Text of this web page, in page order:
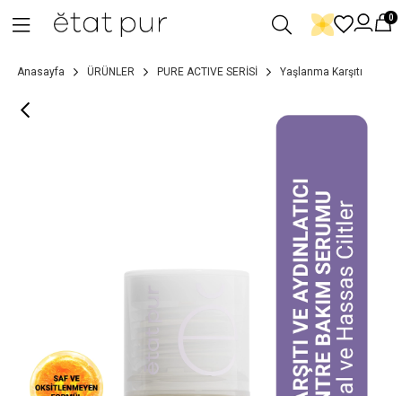
0
Anasayfa ÜRÜNLER PURE ACTIVE SERİSİ Yaşlanma Karşıtı